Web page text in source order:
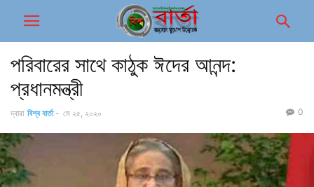
পরিবারের সাথে কাঠুক ঈদের আনন্দ:
প্রধানমন্ত্রী
দ্বারা বিশ্ব বার্তা - মে ২৫, ২০২০ 0